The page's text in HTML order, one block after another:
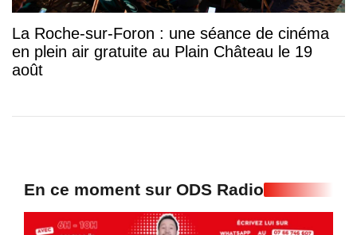
La Roche-sur-Foron : une séance de cinéma
en plein air gratuite au Plain Château le 19
août
En ce moment sur ODS Radio